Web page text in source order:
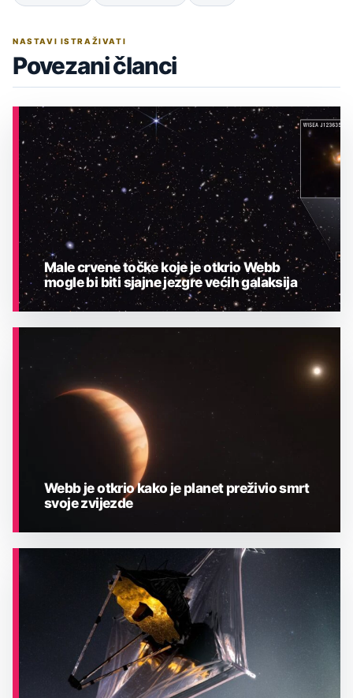
NASTAVI ISTRAŽIVATI
Povezani članci
Male crvene točke koje je otkrio Webb
mogle bi biti sjajne jezgre većih galaksija
ASTRONOMIJA
Webb je otkrio kako je planet preživio smrt
svoje zvijezde